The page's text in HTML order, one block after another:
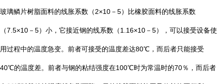
玻璃鳞片树脂面料的线胀系数（2×10 － 5）比橡胶面料的线胀系数
（7.5×10 － 5）小，它接近钢的线系数（1.16×10 － 5），可以接受设备使
用过程中的温度急变。前者可接受的温度差达80℃ ，而后者只能接受
40℃的温度差。前者与钢的粘结强度在100℃时为常温时的70％，而后者